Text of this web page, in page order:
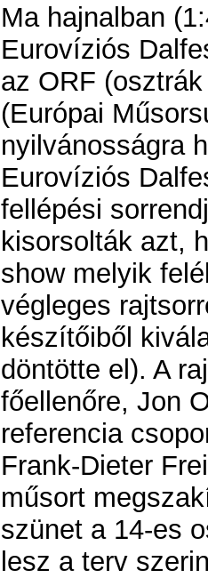
Ma hajnalban
Eurovíziós
az ORF
(Európai
nyilvánosságra
Eurovíziós
fellépési
kisorsolták azt,
show melyik
végleges
készítőiből
döntötte el). A
főellenőre, Jon
referencia
Frank-Dieter
műsort
szünet a 14-es
lesz a terv